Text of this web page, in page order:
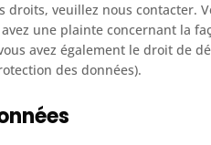
droits, veuillez nous contacter.
avez une plainte concernant la
avez également le droit de
des données).